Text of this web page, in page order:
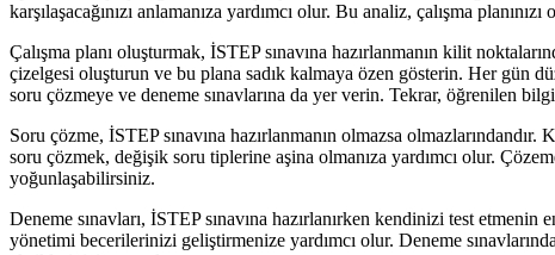
karşılaşacağınızı anlamanıza yardımcı olur. Bu analiz, çalışma
Çalışma planı oluşturmak, İSTEP sınavına hazırlanmanın kilit
çizelgesi oluşturun ve bu plana sadık kalmaya özen gösterin. Her gün
soru çözmeye ve deneme sınavlarına da yer verin. Tekrar, öğrenilen
Soru çözme, İSTEP sınavına hazırlanmanın olmazsa
soru çözmek, değişik soru tiplerine aşina olmanıza yardımcı olur.
yoğunlaşabilirsiniz.
Deneme sınavları, İSTEP sınavına hazırlanırken kendinizi test
yönetimi becerilerinizi geliştirmenize yardımcı olur. Deneme